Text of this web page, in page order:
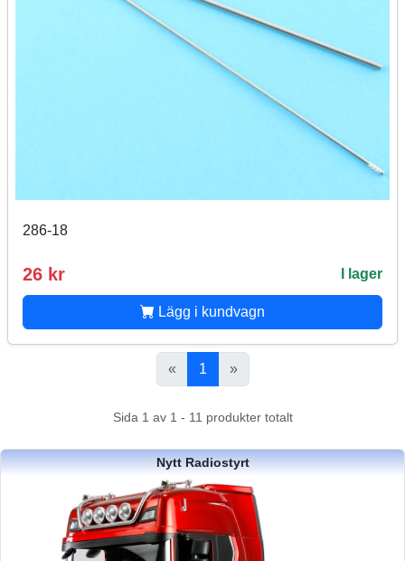
286-18
26 kr I lager
Lägg i kundvagn
« 1 »
Sida 1 av 1 - 11 produkter totalt
Nytt Radiostyrt